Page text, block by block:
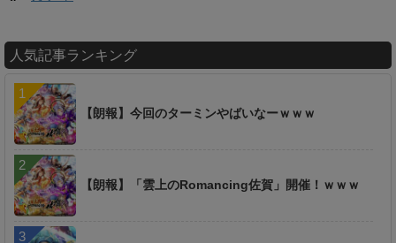
人気記事ランキング
【朗報】今回のターミンやばいなーｗｗｗ
【朗報】「雲上のRomancing佐賀」開催！ｗｗｗ